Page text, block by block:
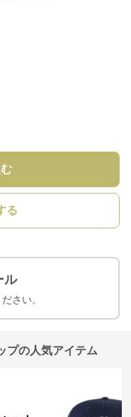
る
ル
さい。
プの人気アイテム